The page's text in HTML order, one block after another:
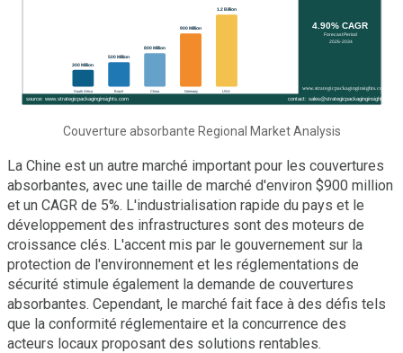
Couverture absorbante Regional Market Analysis
La Chine est un autre marché important pour les couvertures
absorbantes, avec une taille de marché d'environ $900 million
et un CAGR de 5%. L'industrialisation rapide du pays et le
développement des infrastructures sont des moteurs de
croissance clés. L'accent mis par le gouvernement sur la
protection de l'environnement et les réglementations de
sécurité stimule également la demande de couvertures
absorbantes. Cependant, le marché fait face à des défis tels
que la conformité réglementaire et la concurrence des
acteurs locaux proposant des solutions rentables.